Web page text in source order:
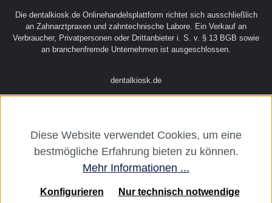
Die dentalkiosk.de Onlinehandelsplattform richtet sich ausschließlich
an Zahnarztpraxen und zahntechnische Labore. Ein Verkauf an
Verbraucher, Privatpersonen oder Drittanbieter i. S. v. § 13 BGB sowie
an branchenfremde Unternehmen ist ausgeschlossen.
dentalkiosk.de
Diese Website verwendet Cookies, um eine
bestmögliche Erfahrung bieten zu können.
Mehr Informationen ...
Nur technisch notwendige
Konfigurieren